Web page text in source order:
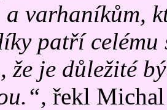
a varhaníkům,
patří celému
že je důležité
řekl Michal